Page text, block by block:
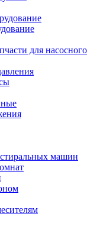
для насосного
машин